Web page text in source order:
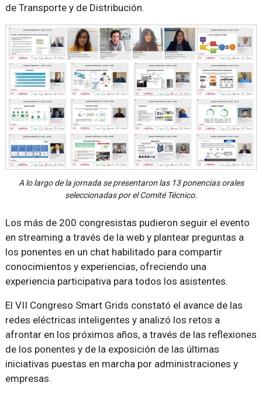
de Transporte y de Distribución.
A lo largo de la jornada se presentaron las 13 ponencias orales
seleccionadas por el Comité Técnico.
Los más de 200 congresistas pudieron seguir el evento
en streaming a través de la web y plantear preguntas a
los ponentes en un chat habilitado para compartir
conocimientos y experiencias, ofreciendo una
experiencia participativa para todos los asistentes.
El VII Congreso Smart Grids constató el avance de las
redes eléctricas inteligentes y analizó los retos a
afrontar en los próximos años, a través de las reflexiones
de los ponentes y de la exposición de las últimas
iniciativas puestas en marcha por administraciones y
empresas.